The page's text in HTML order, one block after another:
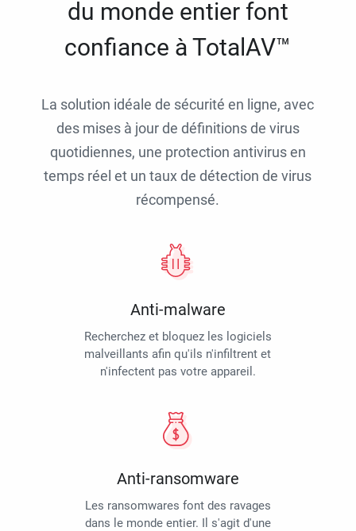
du monde entier font
confiance à TotalAV™
La solution idéale de sécurité en ligne, avec
des mises à jour de définitions de virus
quotidiennes, une protection antivirus en
temps réel et un taux de détection de virus
récompensé.
Anti-malware
Recherchez et bloquez les logiciels
malveillants afin qu'ils n'infiltrent et
n'infectent pas votre appareil.
Anti-ransomware
Les ransomwares font des ravages
dans le monde entier. Il s'agit d'une